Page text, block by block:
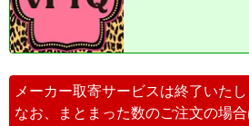
メーカー取寄サービスは終了いたし
なお、まとまった数のご注文の場